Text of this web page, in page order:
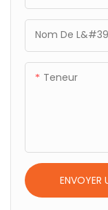
Nom De
Teneur
ENVOYER